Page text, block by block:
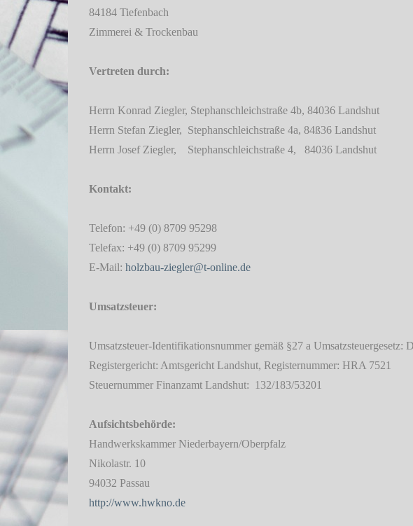
84184 Tiefenbach
Zimmerei & Trockenbau
Vertreten durch:
Herrn Konrad Ziegler, Stephanschleichstraße 4b, 84036 Landshut
Herrn Stefan Ziegler, Stephanschleichstraße 4a, 84ß36 Landshut
Herrn Josef Ziegler, Stephanschleichstraße 4, 84036 Landshut
Kontakt:
Telefon: +49 (0) 8709 95298
Telefax: +49 (0) 8709 95299
E-Mail:holzbau-ziegler@t-online.de
Umsatzsteuer:
Umsatzsteuer-Identifikationsnummer gemäß §27 a Umsatzsteuergesetz:
Registergericht: Amtsgericht Landshut, Registernummer: HRA 7521
Steuernummer Finanzamt Landshut: 132/183/53201
Aufsichtsbehörde:
Handwerkskammer Niederbayern/Oberpfalz
Nikolastr. 10
94032 Passau
http://www.hwkno.de